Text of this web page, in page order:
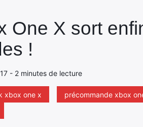
One X sort
!
- 2 minutes de lecture
xbox one x précommande xbox